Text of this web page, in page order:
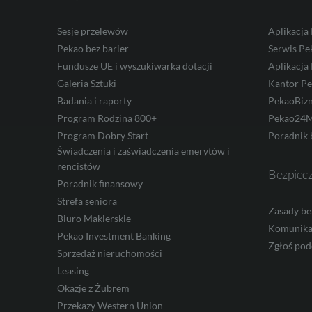
Sesje przelewów
Pekao bez barier
Fundusze UE i wyszukiwarka dotacji
Galeria Sztuki
Badania i raporty
Program Rodzina 800+
Program Dobry Start
Świadczenia i zaświadczenia emerytów i
rencistów
Poradnik finansowy
Strefa seniora
Biuro Maklerskie
Pekao Investment Banking
Sprzedaż nieruchomości
Leasing
Okazje z Żubrem
Przekazy Western Union
Aplikacja
Serwis
Aplikacja
Kantor
Poradnik
Zasady
Zgłoś